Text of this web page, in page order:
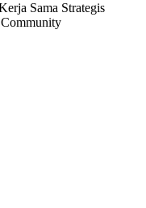
Sama Strategis